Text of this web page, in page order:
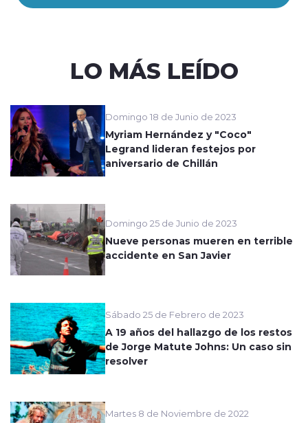
LO MÁS LEÍDO
Domingo 18 de Junio de 2023
Myriam Hernández y "Coco"
Legrand lideran festejos por
aniversario de Chillán
Domingo 25 de Junio de 2023
Nueve personas mueren en terrible
accidente en San Javier
Sábado 25 de Febrero de 2023
A 19 años del hallazgo de los restos
de Jorge Matute Johns: Un caso sin
resolver
Martes 8 de Noviembre de 2022